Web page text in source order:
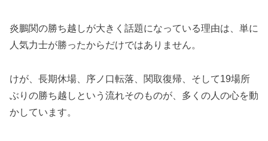
炎鵬関の勝ち越しが大きく話題になっている理由は、単に
人気力士が勝ったからだけではありません。
けが、長期休場、序ノ口転落、関取復帰、そして19場所
ぶりの勝ち越しという流れそのものが、多くの人の心を動
かしています。